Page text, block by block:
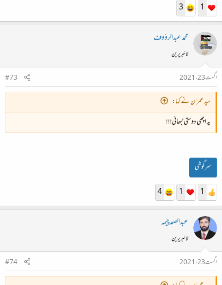
1
3
محمد عبدالرؤوف
لائبریرین
اگست 23، 2021
#73
سید عمران نے کہا:
یہ اچھی دوستی نبھائی!!!
سرگوشی
1
1
4
عبدالصمدچیمہ
لائبریرین
اگست 23، 2021
#74